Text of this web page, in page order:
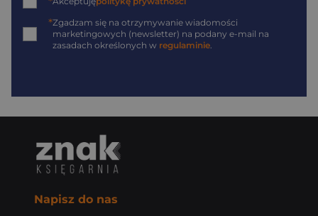
*Zgadzam się na otrzymywanie wiadomości
marketingowych (newsletter) na podany e-mail na
zasadach określonych w regulaminie
Napisz do nas